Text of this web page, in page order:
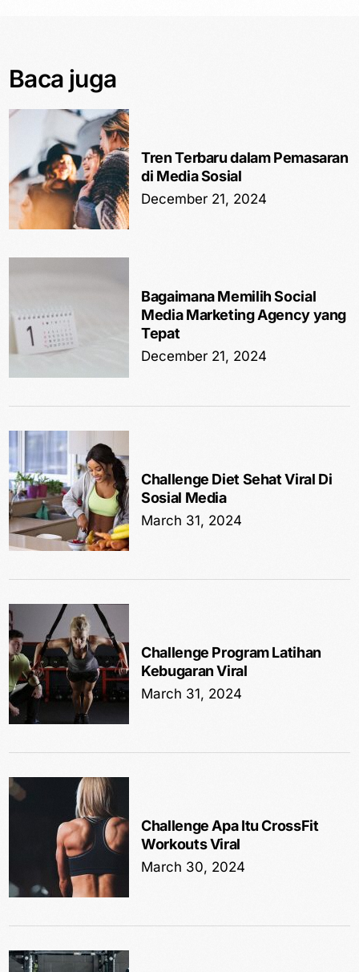
Baca juga
Tren Terbaru dalam Pemasaran
di Media Sosial
December 21, 2024
Bagaimana Memilih Social
Media Marketing Agency yang
Tepat
December 21, 2024
Challenge Diet Sehat Viral Di
Sosial Media
March 31, 2024
Challenge Program Latihan
Kebugaran Viral
March 31, 2024
Challenge Apa Itu CrossFit
Workouts Viral
March 30, 2024